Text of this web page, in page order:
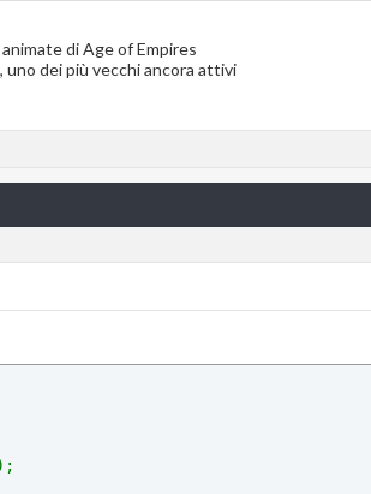
di Age of Empires
, uno dei più vecchi ancora attivi